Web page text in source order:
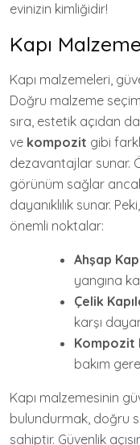
evinizin kimliğidir!
Kapı
Kapı malzemeleri,
Doğru malzeme
sıra, estetik açıdan
ve kompozit gibi
dezavantajlar sunar.
görünüm sağlar
dayanıklılık sunar.
önemli noktalar:
Ahşap
yangına
Çelik
karşı
Kompozit
bakım
Kapı malzemesinin
bulundurmak, doğru
sahiptir. Güvenlik